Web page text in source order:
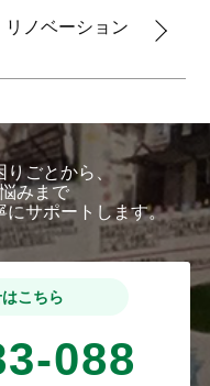
リノベーション
りごとから、
みまで
にサポートします。
こちら
088